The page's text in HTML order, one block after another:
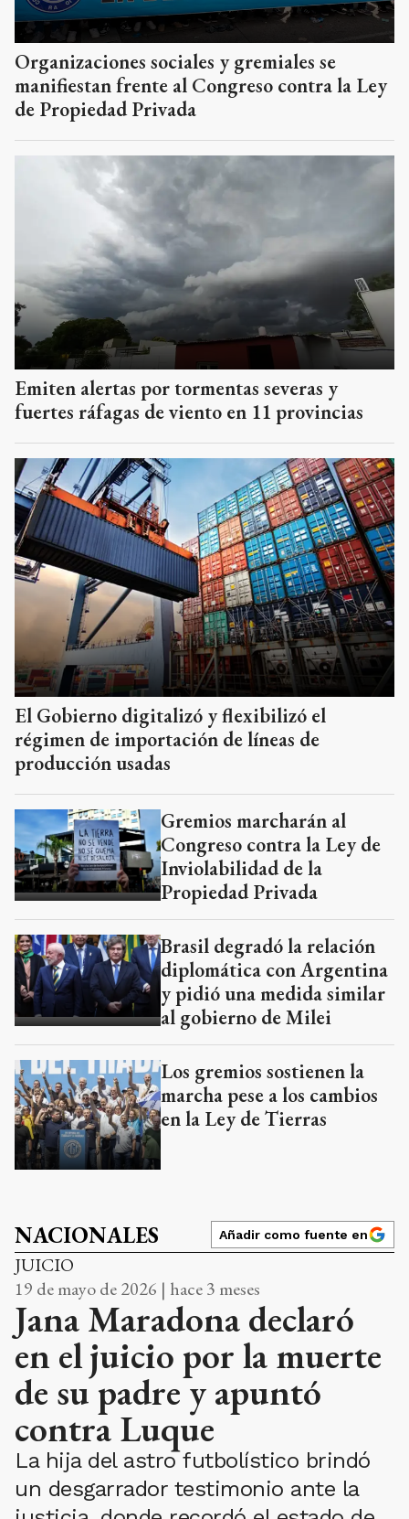
Organizaciones sociales y gremiales se
manifiestan frente al Congreso contra la Ley
de Propiedad Privada
Emiten alertas por tormentas severas y
fuertes ráfagas de viento en 11 provincias
El Gobierno digitalizó y flexibilizó el
régimen de importación de líneas de
producción usadas
Gremios marcharán al
Congreso contra la Ley de
Inviolabilidad de la
Propiedad Privada
Brasil degradó la relación
diplomática con Argentina
y pidió una medida similar
al gobierno de Milei
Los gremios sostienen la
marcha pese a los cambios
en la Ley de Tierras
NACIONALES Añadir como fuente en
JUICIO
19 de mayo de 2026 | hace 3 meses
Jana Maradona declaró
en el juicio por la muerte
de su padre y apuntó
contra Luque
La hija del astro futbolístico brindó
un desgarrador testimonio ante la